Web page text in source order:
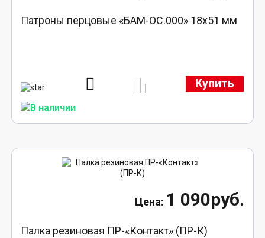
Патроны перцовые «БАМ-ОС.000» 18х51 мм
Купить
1 090руб.
Палка резиновая ПР-«Контакт» (ПР-К)